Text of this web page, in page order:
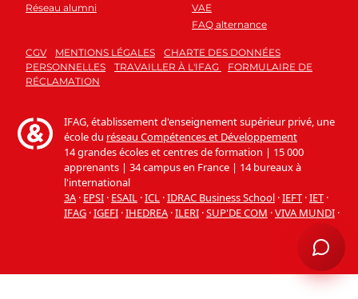
Réseau alumni
VAE
FAQ alternance
CGV MENTIONS LÉGALES
CHARTE DES DONNÉES
PERSONNELLES
TRAVAILLER À L'IFAG
FORMULAIRE DE
RÉCLAMATION